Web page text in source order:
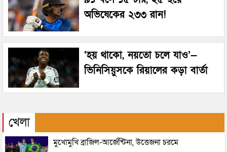
অভিষেকের ২৩৩ রান!
‘হয় থাকো, নয়তো চলে যাও’—
ভিনিসিয়ুসকে রিয়ালের কড়া বার্তা
খেলা
মুখোমুখি ব্রাজিল-আর্জেন্টিনা, উত্তেজনা চরমে